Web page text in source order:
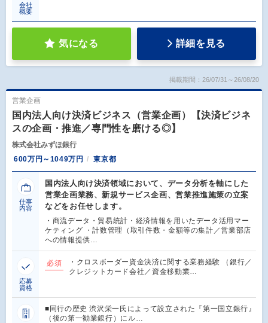
会社
概要
気になる 詳細を見る
掲載期間：26/07/31～26/08/20
営業企画
国内法人向け決済ビジネス（営業企画）【決済ビジネ
スの企画・推進／専門性を磨ける◎】
株式会社みずほ銀行
600万円～1049万円
東京都
仕事
内容
国内法人向け決済領域において、データ分析を軸にした
営業企画業務、新規サービス企画、営業推進施策の立案
などをお任せします。
・商流データ・貿易統計・経済情報を用いたデータ活用マー
ケティング ・計数管理（取引件数・金額等の集計／営業部店
への情報提供…
応募
資格
必須
・クロスボーダー資金決済に関する業務経験 （銀行／
クレジットカード会社／資金移動業…
■同行の歴史 渋沢栄一氏によって設立された『第一国立銀行』
（後の第一勧業銀行）にル…